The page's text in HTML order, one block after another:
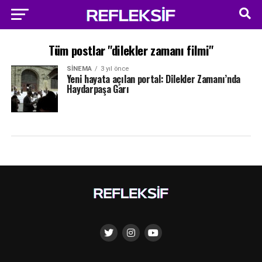
Tüm postlar "dilekler zamanı filmi"
SINEMA 3 yıl önce
Yeni hayata açılan portal: Dilekler Zamanı’nda
Haydarpaşa Garı